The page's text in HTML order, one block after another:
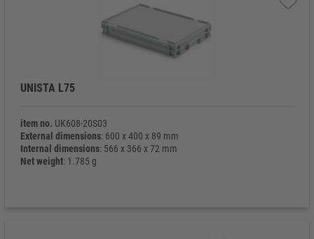
UNISTA L75
item no. UK608-20S03
External dimensions: 600 x 400 x 89 mm
Internal dimensions: 566 x 366 x 72 mm
Net weight: 1.785 g